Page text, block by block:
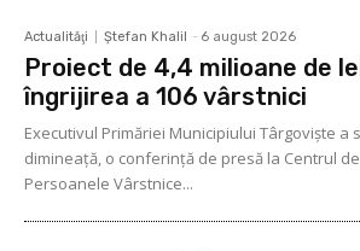
Actualităţi Ştefan Khalil - 6 august 2026
Proiect de 4,4 milioane de
îngrijirea a 106 vârstnici
Executivul Primăriei Municipiului Târgoviște a
dimineață, o conferință de presă la Centrul
Persoanele Vârstnice...